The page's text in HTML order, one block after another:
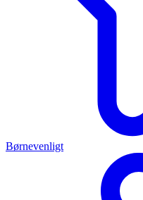
Børnevenligt